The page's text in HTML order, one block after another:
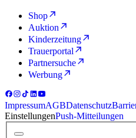
Shop
Auktion
Kinderzeitung
Trauerportal
Partnersuche
Werbung
ImpressumAGBDatenschutz
EinstellungenPush-Mitteilungen